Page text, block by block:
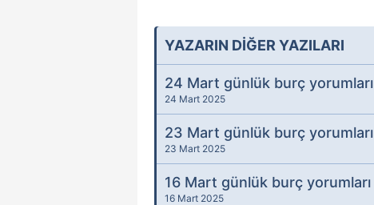
YAZARIN DİĞER YAZILARI
24 Mart günlük burç yorumları
24 Mart 2025
23 Mart günlük burç yorumları
23 Mart 2025
16 Mart günlük burç yorumları
16 Mart 2025